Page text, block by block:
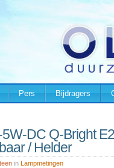
Pers Bijdragers
DC Q-Bright
/ Helder
in Lampmetingen